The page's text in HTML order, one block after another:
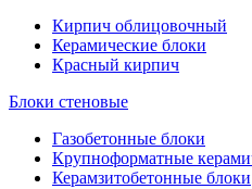
Кирпич облицовочный
Керамические блоки
Красный кирпич
Блоки стеновые
Газобетонные блоки
Крупноформатные
Керамзитобетонные блоки